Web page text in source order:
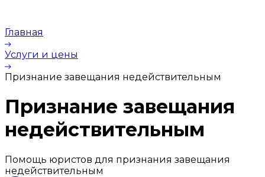
Главная
Услуги и цены
Признание завещания недействительным
Признание завещания
недействительным
Помощь юристов для признания завещания
недействительным